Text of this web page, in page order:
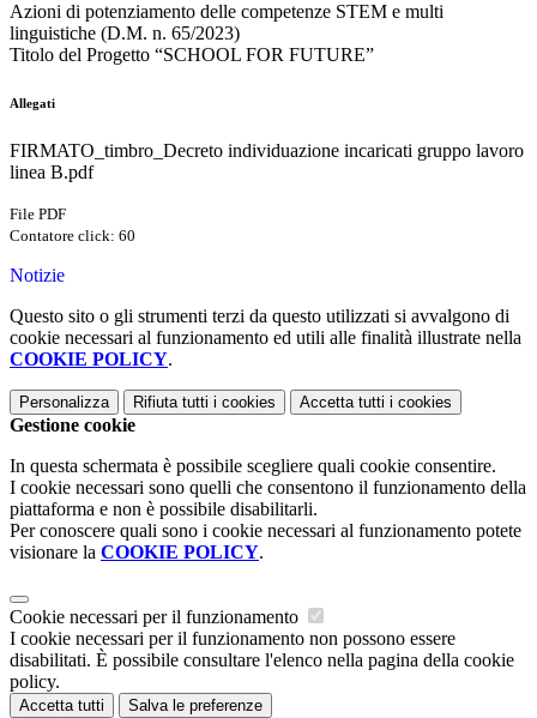
Azioni di potenziamento delle competenze STEM e multi
linguistiche (D.M. n. 65/2023)
Titolo del Progetto “SCHOOL FOR FUTURE”
Allegati
FIRMATO_timbro_Decreto individuazione incaricati gruppo lavoro
linea B.pdf
File PDF
Contatore click: 60
Notizie
Questo sito o gli strumenti terzi da questo utilizzati si avvalgono di
cookie necessari al funzionamento ed utili alle finalità illustrate nella
COOKIE POLICY.
Personalizza Rifiuta tutti i cookies Accetta tutti i cookies
Gestione cookie
In questa schermata è possibile scegliere quali cookie consentire.
I cookie necessari sono quelli che consentono il funzionamento della
piattaforma e non è possibile disabilitarli.
Per conoscere quali sono i cookie necessari al funzionamento potete
visionare la COOKIE POLICY.
Cookie necessari per il funzionamento
I cookie necessari per il funzionamento non possono essere
disabilitati. È possibile consultare l'elenco nella pagina della cookie
policy.
Accetta tutti Salva le preferenze